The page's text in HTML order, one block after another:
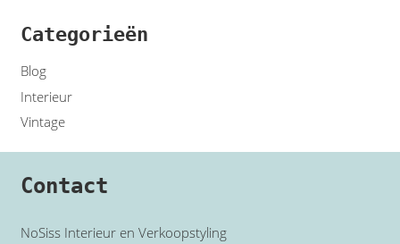
Categorieën
Blog
Interieur
Vintage
Contact
NoSiss Interieur en Verkoopstyling